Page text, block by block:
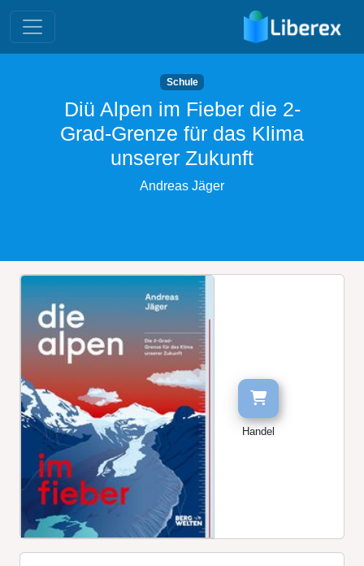
Schule
Diü Alpen im Fieber die 2-
Grad-Grenze für das Klima
unserer Zukunft
Andreas Jäger
Handel